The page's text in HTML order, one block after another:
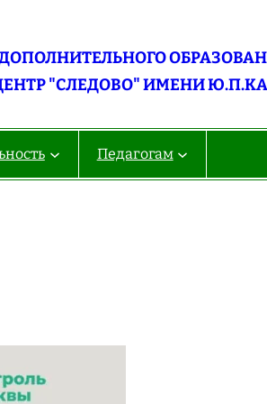
"СЛЕДОВО" ИМЕНИ
Педагогам